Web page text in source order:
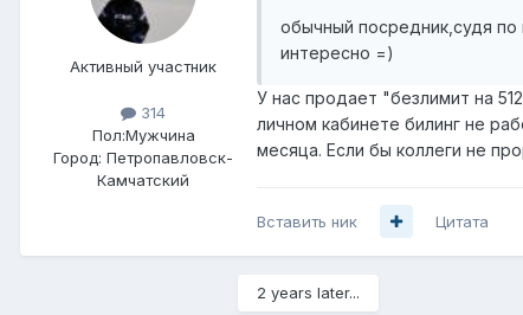
Активный участник
314
Пол:Мужчина
Город: Петропавловск-
Камчатский
обычный посредник,судя
интересно =)
У нас продает "безлимит на
личном кабинете билинг не
месяца. Если бы коллеги не
Вставить ник Цитата
2 years later...